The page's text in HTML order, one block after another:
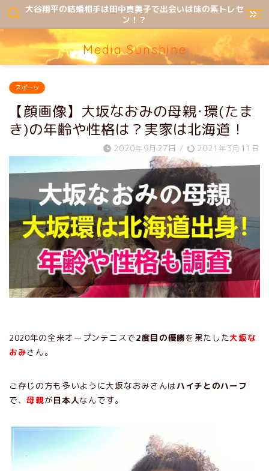
大谷翔平の結婚相手は田中真美子で出会いは味の素トレセ
ン！？
Media Sunshine
スポーツ
【顔画像】大坂なおみの母親･環(たま
き)の年齢や性格は？実家は北海道！
2020年9月27日 / 2021年3月11日
2020年の全米オープンテニスで2度目の優勝を果たした大坂な
おみさん。
ご存じの方も多いように大坂なおみさんは ハイチとのハーフ
で、母親が日本人なんです。